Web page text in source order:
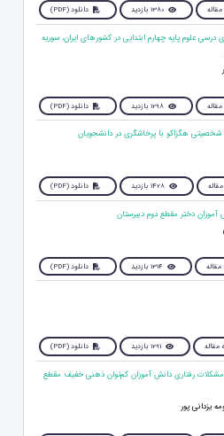
1380 بازدید دانلود (PDF)
علوم پایه چهارم ابتدایی در کشور‌های ایران، سوریه
1298 بازدید دانلود (PDF)
1428 بازدید دانلود (PDF)
1314 بازدید دانلود (PDF)
1291 بازدید دانلود (PDF)
رفتاری دانش‌ آموزان کم‌توان ذهنی خفیف مقطع
یزدانی پور